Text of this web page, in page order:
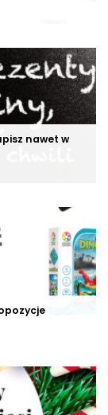
nawet w